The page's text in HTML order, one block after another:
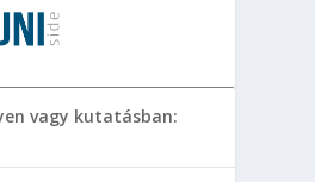
vagy kutatásban: